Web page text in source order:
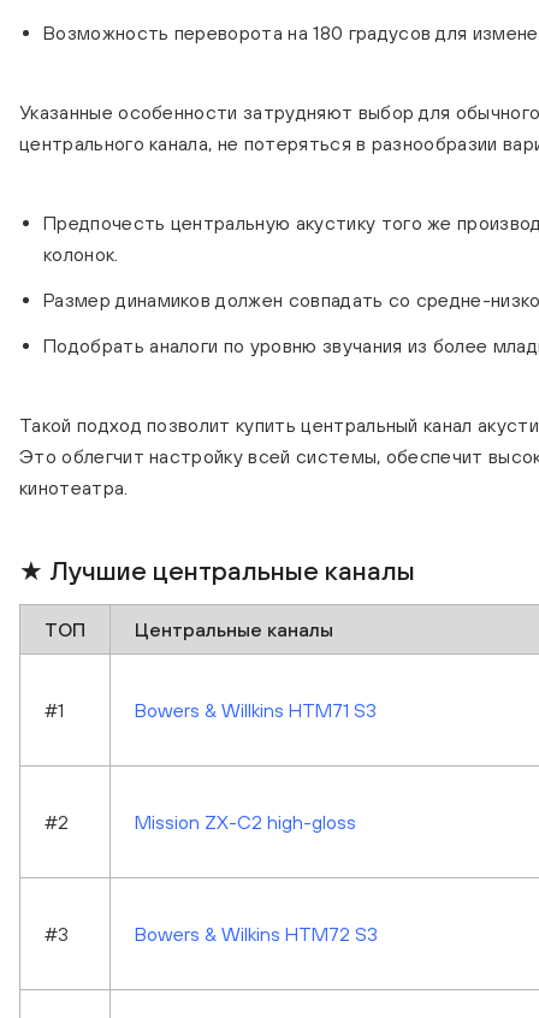
Возможность переворота на 180 градусов для
Указанные особенности затрудняют выбор для
центрального канала, не потеряться в разнообразии
Предпочесть центральную акустику того же
колонок.
Размер динамиков должен совпадать со средне-
Подобрать аналоги по уровню звучания из более
Такой подход позволит купить центральный канал
Это облегчит настройку всей системы, обеспечит
кинотеатра.
★ Лучшие центральные каналы
ТОП Центральные каналы
#1 Bowers & Willkins HTM71 S3
#2 Mission ZX-C2 high-gloss
#3 Bowers & Wilkins HTM72 S3